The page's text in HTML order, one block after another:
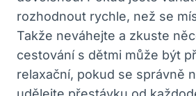
rozhodnout rychle, než se
Takže neváhejte a zkuste
cestování s dětmi může být
relaxační, pokud se správně